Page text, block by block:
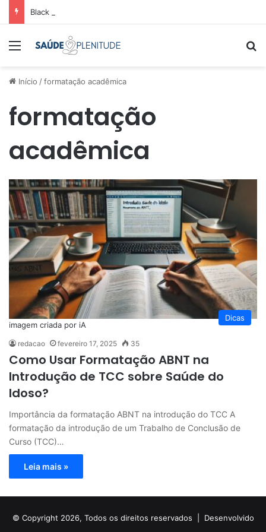
Black Friday: como comparar preços e economizar
Menu
Início /formatação acadêmica
formatação
acadêmica
Dicas
imagem criada por iA
redacao fevereiro 17, 2025 35
Como Usar Formatação ABNT na
Introdução de TCC sobre Saúde do
Idoso?
Importância da formatação ABNT na introdução do TCC A
formatação da introdução de um Trabalho de Conclusão de
Curso (TCC)…
Leia mais »
© Copyright 2026, Todos os direitos reservados | Desenvolvido